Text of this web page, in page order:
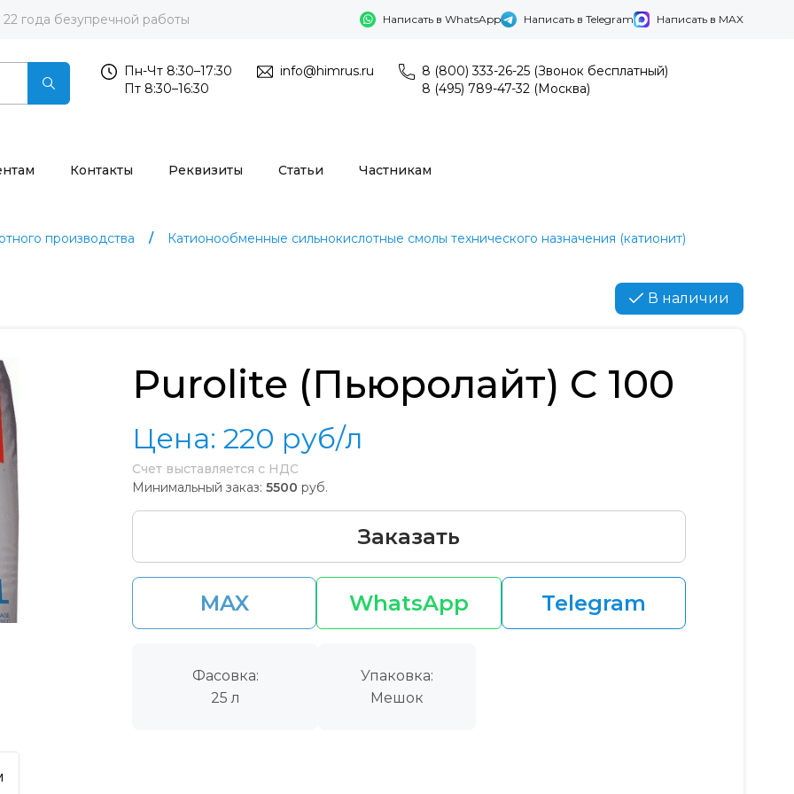
22 года безупречной работы Написать в WhatsApp Написать в Telegram Написать в MAX
Пн-Чт 8:30–17:30
Пт 8:30–16:30
info@himrus.ru
8 (800) 333-26-25 (Звонок бесплатный)
8 (495) 789-47-32 (Москва)
Контакты Реквизиты Статьи Частникам
производства Катионообменные сильнокислотные смолы технического назначения (катионит)
В наличии
Purolite (Пьюролайт) C 100
Цена: 220 руб/л
Счет выставляется с НДС
Минимальный заказ: 5500 руб.
Заказать
MAX WhatsApp Telegram
Фасовка:
25 л
Упаковка:
Мешок